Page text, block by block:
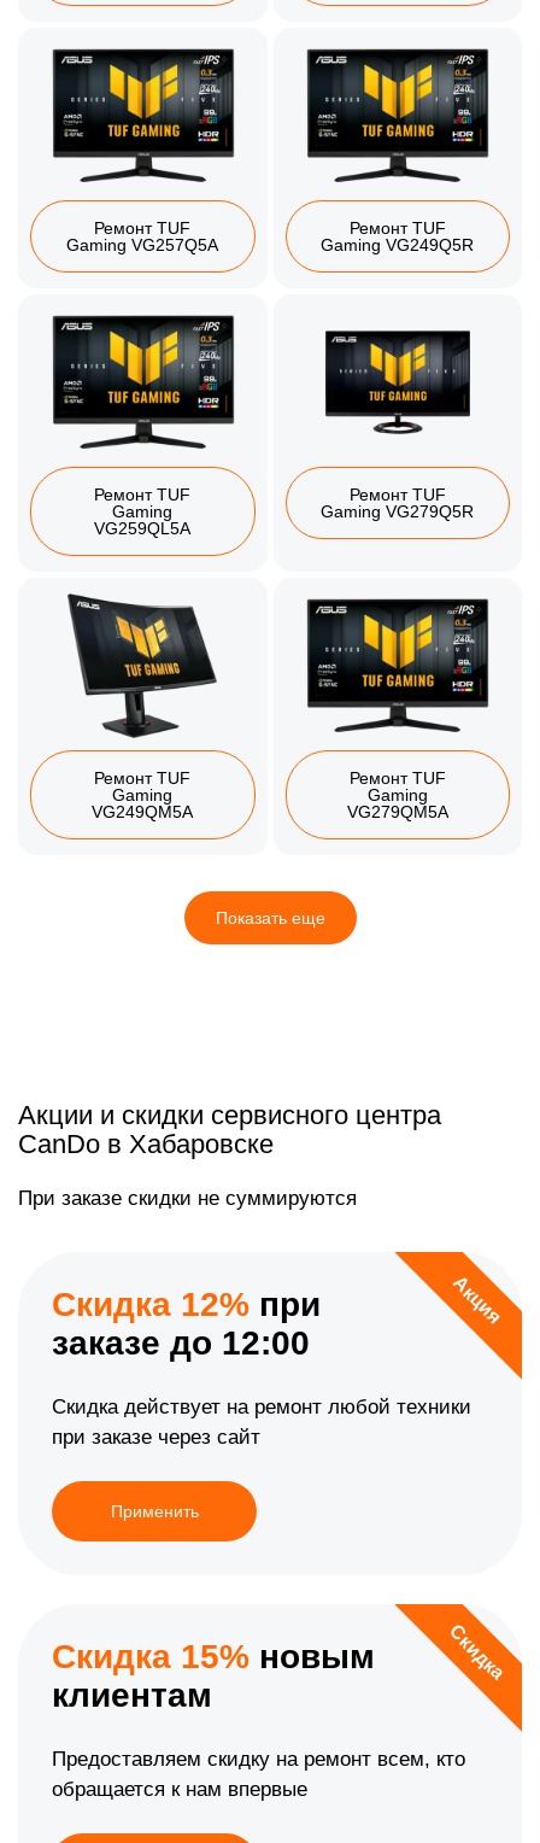
Ремонт TUF
Gaming VG257Q5A
Ремонт TUF
Gaming VG249Q5R
Ремонт TUF
Gaming
VG259QL5A
Ремонт TUF
Gaming VG279Q5R
Ремонт TUF
Gaming
VG249QM5A
Ремонт TUF
Gaming
VG279QM5A
Показать еще
Акции и скидки сервисного центра
CanDo в Хабаровске
При заказе скидки не суммируются
Акция
Скидка 12% при
заказе до 12:00
Скидка действует на ремонт любой техники
при заказе через сайт
Применить
Скидка
Скидка 15% новым
клиентам
Предоставляем скидку на ремонт всем, кто
обращается к нам впервые